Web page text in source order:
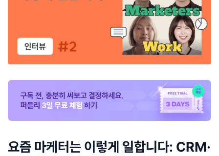
요즘 마케터는 이렇게 일합니다: CRM·